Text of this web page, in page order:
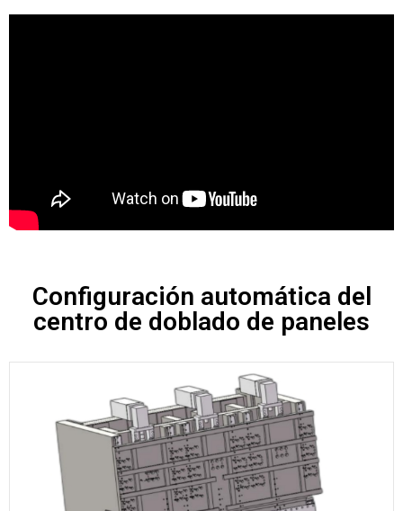
Configuración automática del
centro de doblado de paneles